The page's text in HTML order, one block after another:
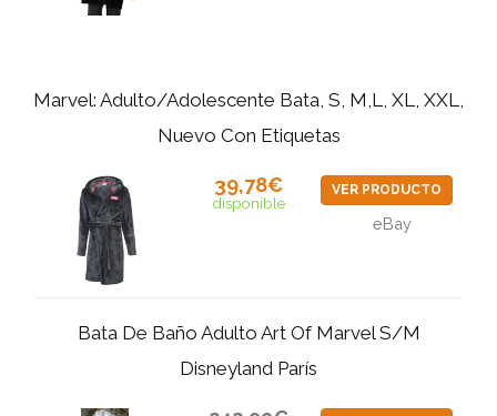
Marvel: Adulto/Adolescente Bata, S, M,L, XL, XXL,
Nuevo Con Etiquetas
39,78€
disponible
VER PRODUCTO
eBay
Bata De Baño Adulto Art Of Marvel S/M
Disneyland París